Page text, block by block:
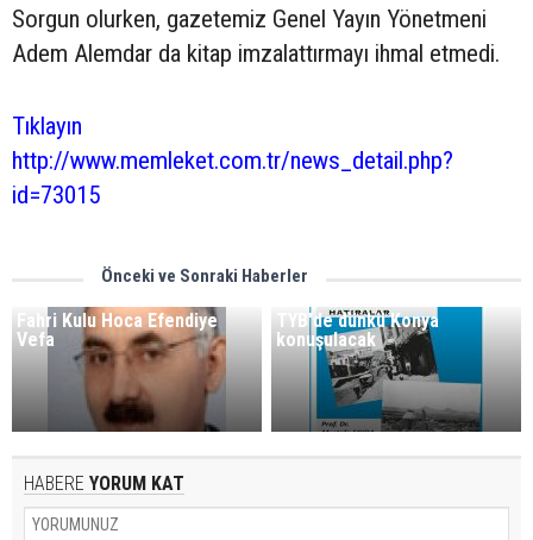
Sorgun olurken, gazetemiz Genel Yayın Yönetmeni
Adem Alemdar da kitap imzalattırmayı ihmal etmedi.
Tıklayın
http://www.memleket.com.tr/news_detail.php?
id=73015
Önceki ve Sonraki Haberler
Fahri Kulu Hoca Efendiye
Vefa
TYB'de dünkü Konya
konuşulacak
HABERE YORUM KAT